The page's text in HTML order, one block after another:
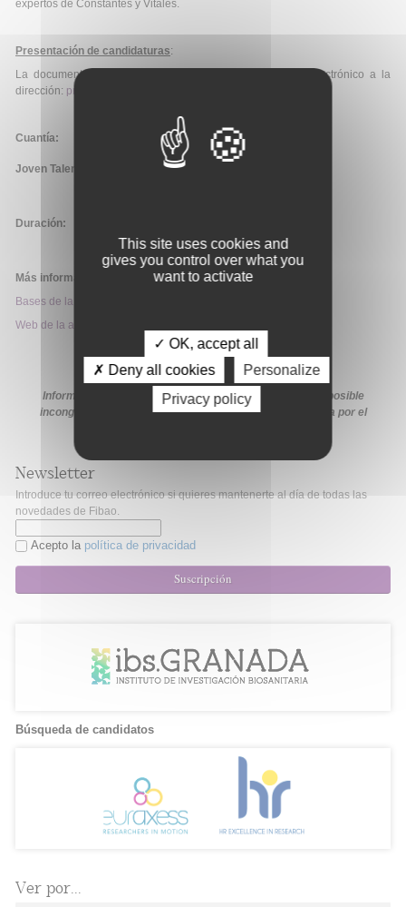
expertos de Constantes y Vitales.
Presentación de candidaturas:
La documentación deberá ser enviada mediante correo electrónico a la
dirección: premios@constantesyvitales.com
Cuantía:
Joven Talento:
Duración:
Más información:
Bases de la convocatoria
Web de la ayuda
Información extraída de la web de la ayuda. En caso de posible
incongruencia, prevalecerá la información proporcionada por el
Newsletter
Introduce tu correo electrónico si quieres mantenerte al día de todas las
novedades de Fibao.
Acepto la política de privacidad
Suscripción
Búsqueda de candidatos
Ver por...
This site uses cookies and
gives you control over what you
want to activate
✓ OK, accept all
✗ Deny all cookies
Personalize
Privacy policy